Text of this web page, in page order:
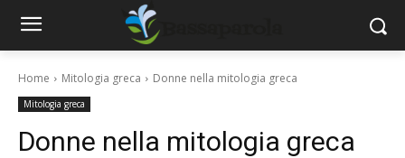
Home Mitologia greca Donne nella mitologia greca
Mitologia greca
Donne nella mitologia greca